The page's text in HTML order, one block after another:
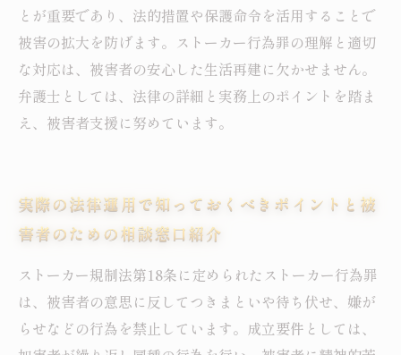
とが重要であり、法的措置や保護命令を活用することで
被害の拡大を防げます。ストーカー行為罪の理解と適切
な対応は、被害者の安心した生活再建に欠かせません。
弁護士としては、法律の詳細と実務上のポイントを踏ま
え、被害者支援に努めています。
実際の法律運用で知っておくべきポイントと被
害者のための相談窓口紹介
ストーカー規制法第18条に定められたストーカー行為罪
は、被害者の意思に反してつきまといや待ち伏せ、嫌が
らせなどの行為を禁止しています。成立要件としては、